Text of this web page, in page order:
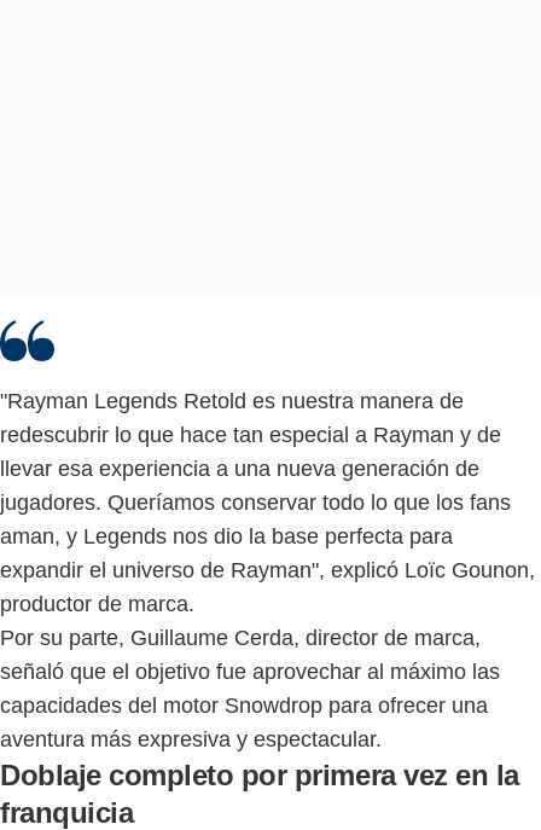
"Rayman Legends Retold es nuestra manera de
redescubrir lo que hace tan especial a Rayman y de
llevar esa experiencia a una nueva generación de
jugadores. Queríamos conservar todo lo que los fans
aman, y Legends nos dio la base perfecta para
expandir el universo de Rayman", explicó Loïc Gounon,
productor de marca.
Por su parte, Guillaume Cerda, director de marca,
señaló que el objetivo fue aprovechar al máximo las
capacidades del motor Snowdrop para ofrecer una
aventura más expresiva y espectacular.
Doblaje completo por primera vez en la
franquicia